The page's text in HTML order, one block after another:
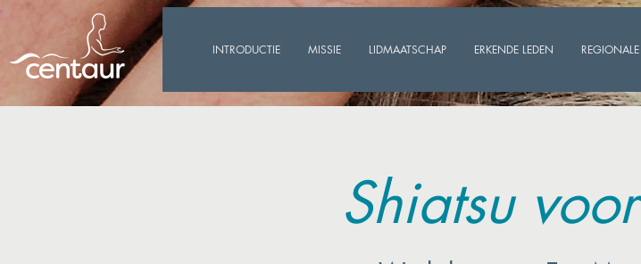
INTRODUCTIE MISSIE LIDMAATSCHAP ERKENDE LEDEN
Shiatsu